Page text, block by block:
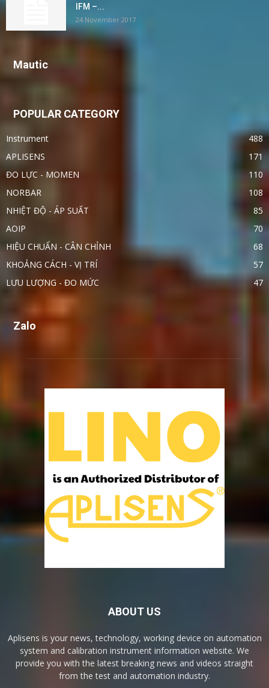
IFM –...
24 November 2017
Mautic
POPULAR CATEGORY
Instrument
488
APLISENS
171
ĐO LỰC - MOMEN
110
NORBAR
108
NHIỆT ĐỘ - ÁP SUẤT
85
AOIP
70
HIỆU CHUẨN - CÂN CHỈNH
68
KHOẢNG CÁCH - VỊ TRÍ
57
LƯU LƯỢNG - ĐO MỨC
47
Zalo
ABOUT US
Aplisens is your news, technology, working device on automation
system and calibration instrument information website. We
provide you with the latest breaking news and videos straight
from the test and automation industry.